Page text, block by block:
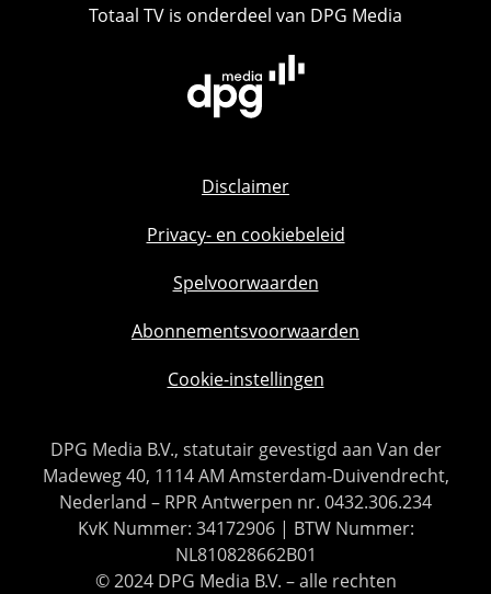
Totaal TV is onderdeel van DPG Media
Disclaimer
Privacy- en cookiebeleid
Spelvoorwaarden
Abonnementsvoorwaarden
Cookie-instellingen
DPG Media B.V., statutair gevestigd aan Van der
Madeweg 40, 1114 AM Amsterdam-Duivendrecht,
Nederland – RPR Antwerpen nr. 0432.306.234
KvK Nummer: 34172906 | BTW Nummer:
NL810828662B01
© 2024 DPG Media B.V. – alle rechten